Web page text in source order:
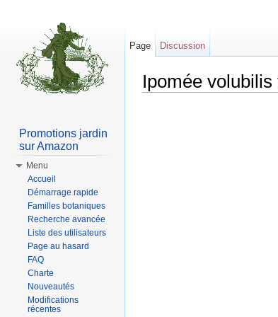
Ipomée volubilis
Page Discussion
Promotions jardin
sur Amazon
Menu
Accueil
Démarrage rapide
Familles botaniques
Recherche avancée
Liste des utilisateurs
Page au hasard
FAQ
Charte
Nouveautés
Modifications
récentes